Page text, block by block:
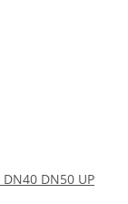
DN50 UP